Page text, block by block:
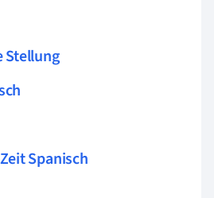
Stellung
Spanisch